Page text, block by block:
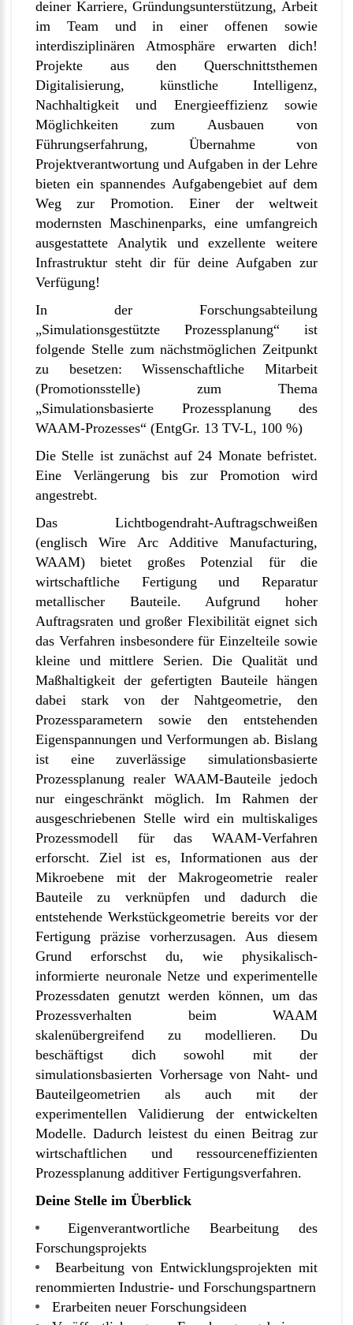
deiner Karriere, Gründungsunterstützung, Arbeit
im Team und in einer offenen sowie
interdisziplinären Atmosphäre erwarten dich!
Projekte aus den Querschnittsthemen
Digitalisierung, künstliche Intelligenz,
Nachhaltigkeit und Energieeffizienz sowie
Möglichkeiten zum Ausbauen von
Führungserfahrung, Übernahme von
Projektverantwortung und Aufgaben in der Lehre
bieten ein spannendes Aufgabengebiet auf dem
Weg zur Promotion. Einer der weltweit
modernsten Maschinenparks, eine umfangreich
ausgestattete Analytik und exzellente weitere
Infrastruktur steht dir für deine Aufgaben zur
Verfügung!
In der Forschungsabteilung
„Simulationsgestützte Prozessplanung“ ist
folgende Stelle zum nächstmöglichen Zeitpunkt
zu besetzen: Wissenschaftliche Mitarbeit
(Promotionsstelle) zum Thema
„Simulationsbasierte Prozessplanung des
WAAM-Prozesses“ (EntgGr. 13 TV-L, 100 %)
Die Stelle ist zunächst auf 24 Monate befristet.
Eine Verlängerung bis zur Promotion wird
angestrebt.
Das Lichtbogendraht-Auftragschweißen
(englisch Wire Arc Additive Manufacturing,
WAAM) bietet großes Potenzial für die
wirtschaftliche Fertigung und Reparatur
metallischer Bauteile. Aufgrund hoher
Auftragsraten und großer Flexibilität eignet sich
das Verfahren insbesondere für Einzelteile sowie
kleine und mittlere Serien. Die Qualität und
Maßhaltigkeit der gefertigten Bauteile hängen
dabei stark von der Nahtgeometrie, den
Prozessparametern sowie den entstehenden
Eigenspannungen und Verformungen ab. Bislang
ist eine zuverlässige simulationsbasierte
Prozessplanung realer WAAM-Bauteile jedoch
nur eingeschränkt möglich. Im Rahmen der
ausgeschriebenen Stelle wird ein multiskaliges
Prozessmodell für das WAAM-Verfahren
erforscht. Ziel ist es, Informationen aus der
Mikroebene mit der Makrogeometrie realer
Bauteile zu verknüpfen und dadurch die
entstehende Werkstückgeometrie bereits vor der
Fertigung präzise vorherzusagen. Aus diesem
Grund erforschst du, wie physikalisch-
informierte neuronale Netze und experimentelle
Prozessdaten genutzt werden können, um das
Prozessverhalten beim WAAM
skalenübergreifend zu modellieren. Du
beschäftigst dich sowohl mit der
simulationsbasierten Vorhersage von Naht- und
Bauteilgeometrien als auch mit der
experimentellen Validierung der entwickelten
Modelle. Dadurch leistest du einen Beitrag zur
wirtschaftlichen und ressourceneffizienten
Prozessplanung additiver Fertigungsverfahren.
Deine Stelle im Überblick
Eigenverantwortliche Bearbeitung des
Forschungsprojekts
Bearbeitung von Entwicklungsprojekten mit
renommierten Industrie- und Forschungspartnern
Erarbeiten neuer Forschungsideen